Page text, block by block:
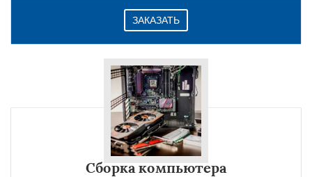
ЗАКАЗАТЬ
Сборка компьютера